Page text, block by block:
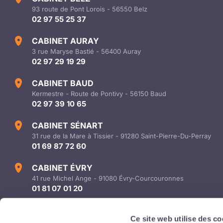
Ce site web utilise des
93 route de Pont Lorois - 56550 Belz
02 97 55 25 37
CABINET AURAY
3 rue Maryse Bastié - 56400 Auray
02 97 29 19 29
CABINET BAUD
Kermestre - Route de Pontivy - 56150 Baud
02 97 39 10 65
CABINET SÉNART
31 rue de la Mare à Tissier - 91280 Saint-Pierre-Du-Perray
01 69 87 72 60
CABINET ÉVRY
41 rue Michel Ange - 91080 Évry-Courcouronnes
01 81 07 01 20